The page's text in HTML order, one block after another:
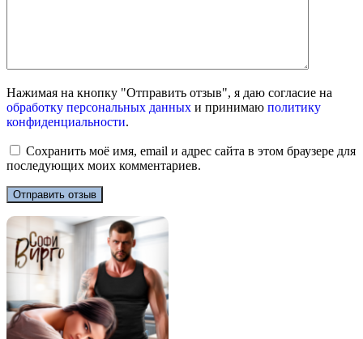
Нажимая на кнопку "Отправить отзыв", я даю согласие на
обработку персональных данных и принимаю политику
конфиденциальности.
Сохранить моё имя, email и адрес сайта в этом браузере для
последующих моих комментариев.